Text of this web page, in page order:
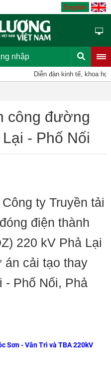
English
nhập
Diễn đàn kinh tế, khoa học,
công đường
- Phố Nối
Công ty Truyền tải
điện thành
220 kV Phả Lại
án cải tạo thay
- Phố Nối, Phả
Sơn - Vân Trì và TBA 220kV